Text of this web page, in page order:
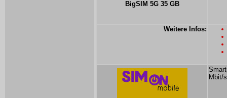
BigSIM 5G 35 GB
Weitere Infos:
Mbit/s